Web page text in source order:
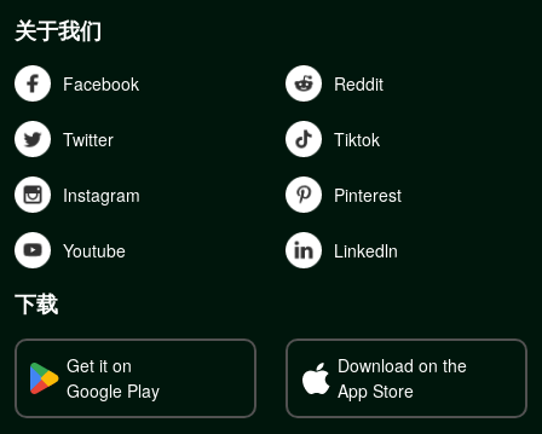
关于我们
Facebook Reddit
Twitter Tiktok
Instagram Pinterest
Youtube Linkedln
下载
Get it on
Google Play
Download on the
App Store